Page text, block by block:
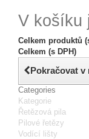
V košíku
Celkem produktů
Celkem (s DPH)
Pokračovat v
Categories
Kategorie
Řetězová pila
Pilové řetězy
Vodící lišty